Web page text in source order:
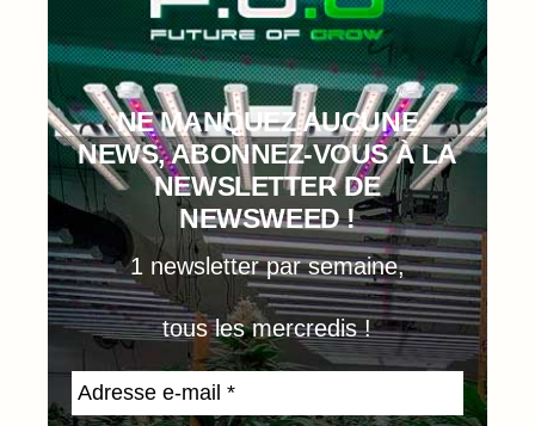
NE MANQUEZ AUCUNE
NEWS, ABONNEZ-VOUS À LA
NEWSLETTER DE
NEWSWEED !
1 newsletter par semaine,
tous les mercredis !